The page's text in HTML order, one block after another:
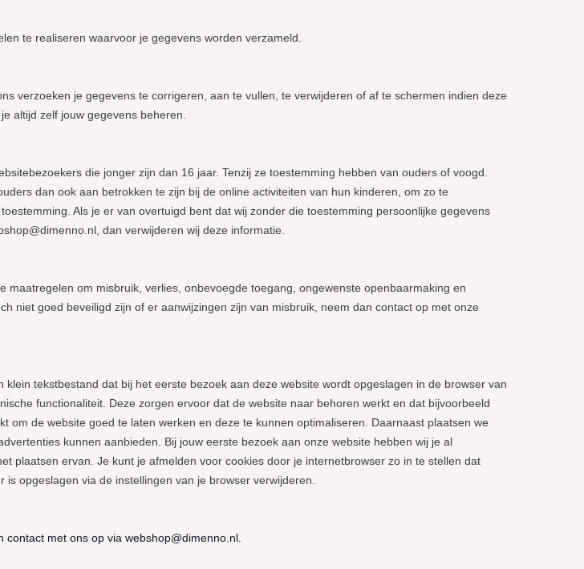
te realiseren waarvoor je gegevens worden verzameld.
verzoeken je gegevens te corrigeren, aan te vullen, te verwijderen of af te schermen indien deze
altijd zelf jouw gegevens beheren.
die jonger zijn dan 16 jaar. Tenzij ze toestemming hebben van ouders of voogd.
dan ook aan betrokken te zijn bij de online activiteiten van hun kinderen, om zo te
Als je er van overtuigd bent dat wij zonder die toestemming persoonlijke gegevens
dan verwijderen wij deze informatie.
om misbruik, verlies, onbevoegde toegang, ongewenste openbaarmaking en
niet goed beveiligd zijn of er aanwijzingen zijn van misbruik, neem dan contact op met onze
tekstbestand dat bij het eerste bezoek aan deze website wordt opgeslagen in de browser van
functionaliteit. Deze zorgen ervoor dat de website naar behoren werkt en dat bijvoorbeeld
om de website goed te laten werken en deze te kunnen optimaliseren. Daarnaast plaatsen we
kunnen aanbieden. Bij jouw eerste bezoek aan onze website hebben wij je al
plaatsen ervan. Je kunt je afmelden voor cookies door je internetbrowser zo in te stellen dat
opgeslagen via de instellingen van je browser verwijderen.
met ons op via webshop@dimenno.nl.